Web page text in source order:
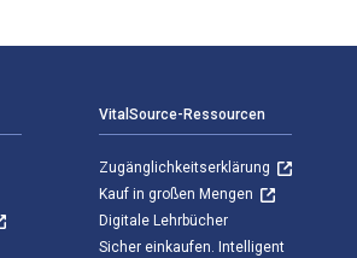
VitalSource-Ressourcen
Zugänglichkeitserklärung
Kauf in großen Mengen
Digitale Lehrbücher
Sicher einkaufen. Intelligent